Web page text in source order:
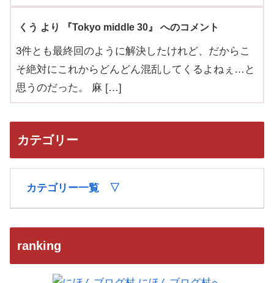
くう より 『Tokyo middle 30』 へのコメント
3件とも最終回のように解決したけれど、だからこ
そ絶対にこれからどんどん混乱してくるよねぇ…と
思うのだった。 麻 […]
カテゴリー
カテゴリー一覧 ▽
ranking